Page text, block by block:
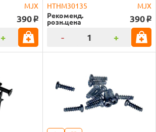
MJX
390 o
+
HTHM30135
MJX
Рекоменд.
розн.цена 390 o
- +